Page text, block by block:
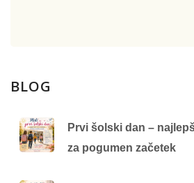
BLOG
Prvi šolski dan –
za pogumen začetek